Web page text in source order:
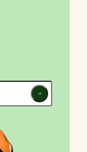
Iscriviti